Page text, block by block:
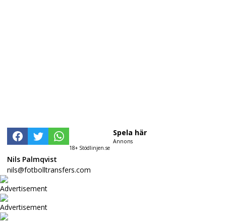
18+ Stödlinjen.se
Spela här
Annons
Nils Palmqvist
nils@fotbolltransfers.com